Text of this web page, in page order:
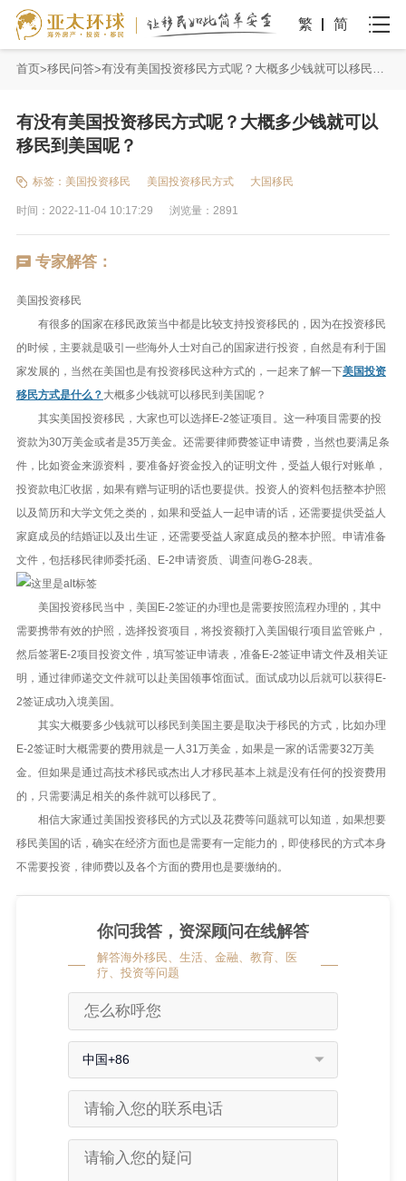
繁 简
首页 移民问答 有没有美国投资移民方式呢？大概多少钱就可以移民到美国呢？
有没有美国投资移民方式呢？大概多少钱就可以
移民到美国呢？
标签： 美国投资移民 美国投资移民方式 大国移民
时间：2022-11-04 10:17:29 浏览量：2891
专家解答：
美国投资移民
有很多的国家在移民政策当中都是比较支持投资移民的，因为在投资移民
的时候，主要就是吸引一些海外人士对自己的国家进行投资，自然是有利于国
家发展的，当然在美国也是有投资移民这种方式的，一起来了解一下美国投资
移民方式是什么？ 大概多少钱就可以移民到美国呢？
其实美国投资移民，大家也可以选择E-2签证项目。这一种项目需要的投
资款为30万美金或者是35万美金。还需要律师费签证申请费，当然也要满足条
件，比如资金来源资料，要准备好资金投入的证明文件，受益人银行对账单，
投资款电汇收据，如果有赠与证明的话也要提供。投资人的资料包括整本护照
以及简历和大学文凭之类的，如果和受益人一起申请的话，还需要提供受益人
家庭成员的结婚证以及出生证，还需要受益人家庭成员的整本护照。申请准备
文件，包括移民律师委托函、E-2申请资质、调查问卷G-28表。
美国投资移民当中，美国E-2签证的办理也是需要按照流程办理的，其中
需要携带有效的护照，选择投资项目，将投资额打入美国银行项目监管账户，
然后签署E-2项目投资文件，填写签证申请表，准备E-2签证申请文件及相关证
明，通过律师递交文件就可以赴美国领事馆面试。面试成功以后就可以获得E-
2签证成功入境美国。
其实大概要多少钱就可以移民到美国主要是取决于移民的方式，比如办理
E-2签证时大概需要的费用就是一人31万美金，如果是一家的话需要32万美
金。但如果是通过高技术移民或杰出人才移民基本上就是没有任何的投资费用
的，只需要满足相关的条件就可以移民了。
相信大家通过美国投资移民的方式以及花费等问题就可以知道，如果想要
移民美国的话，确实在经济方面也是需要有一定能力的，即使移民的方式本身
不需要投资，律师费以及各个方面的费用也是要缴纳的。
你问我答，资深顾问在线解答
解答海外移民、生活、金融、教育、医
疗、投资等问题
中国+86